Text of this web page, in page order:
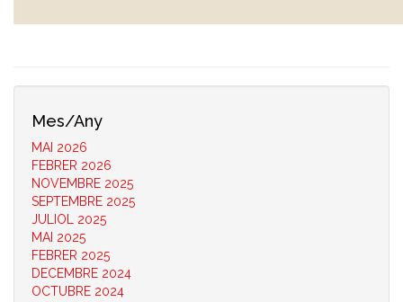
Mes/Any
MAI 2026
FEBRER 2026
NOVEMBRE 2025
SEPTEMBRE 2025
JULIOL 2025
MAI 2025
FEBRER 2025
DECEMBRE 2024
OCTUBRE 2024